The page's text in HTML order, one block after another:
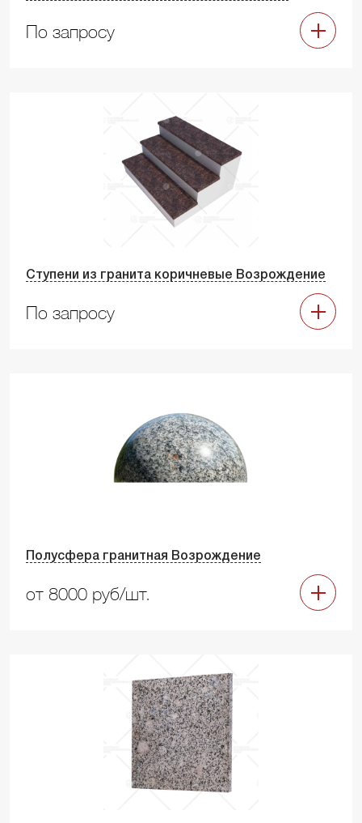
По запросу
Ступени из гранита коричневые Возрождение
По запросу
Полусфера гранитная Возрождение
от 8000 руб/шт.